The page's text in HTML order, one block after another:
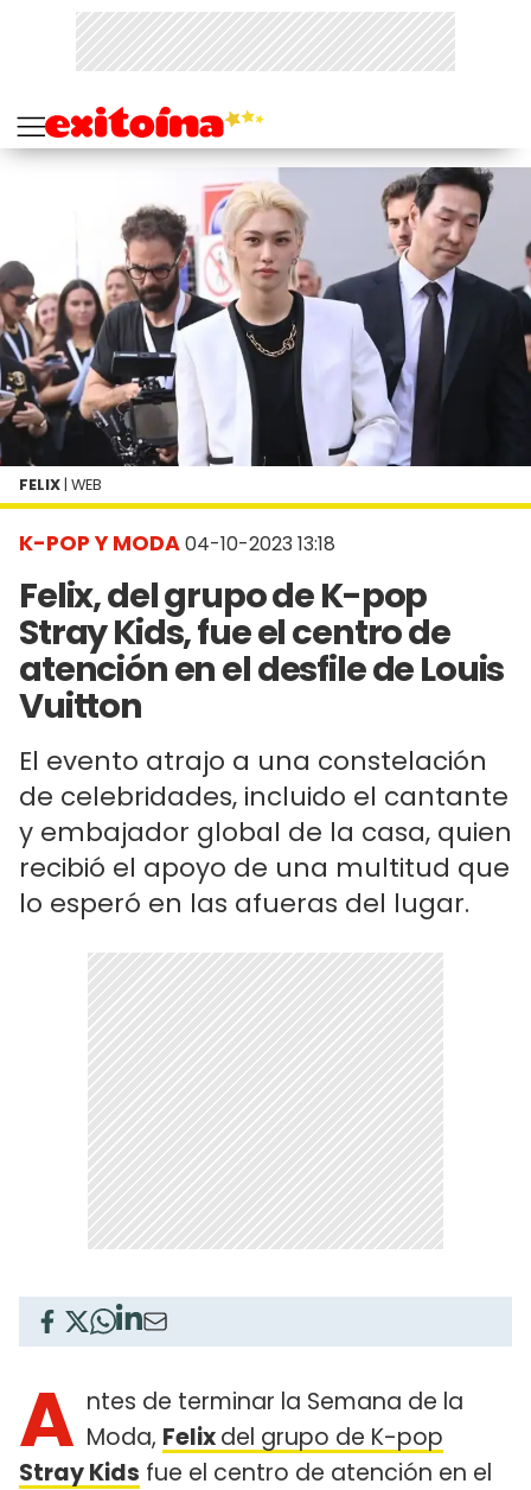
K-POP Y MODA04-10-2023 13:18
Felix, del grupo de K-pop
Stray Kids, fue el centro de
atención en el desfile de Louis
Vuitton
El evento atrajo a una constelación
de celebridades, incluido el cantante
y embajador global de la casa, quien
recibió el apoyo de una multitud que
lo esperó en las afueras del lugar.
FELIX | WEB
A ntes de terminar la Semana de la
Moda, Felixdel grupo de K-pop
Stray Kids fue el centro de atención en el